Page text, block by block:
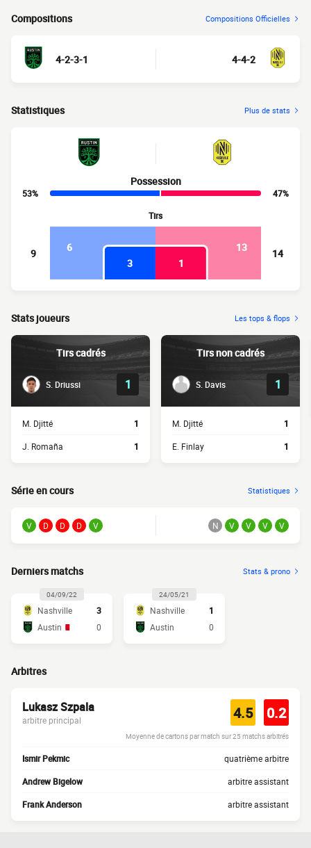
Compositions Compositions Officielles
4-2-3-1 4-4-2
Statistiques Plus de stats
Possession
53%
47%
Tirs
9 6
13
3
1
14
Stats joueurs Les tops & flops
Tirs cadrés
S. Driussi 1
M. Djitté 1
J. Romaña 1
Tirs non cadrés
S. Davis 1
M. Djitté 1
E. Finlay 1
Série en cours Statistiques
V D D D V N V V V V
Derniers matchs Stats & prono
04/09/22
Nashville
3
Austin
0
24/05/21
Nashville
1
Austin
0
Arbitres
Lukasz Szpala
arbitre principal 4.5 0.2
Moyenne de cartons par match sur 25 matchs arbitrés
Ismir Pekmic quatrième arbitre
Andrew Bigelow arbitre assistant
Frank Anderson arbitre assistant